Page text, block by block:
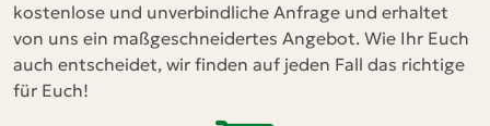
kostenlose und unverbindliche Anfrage und erhaltet
von uns ein maßgeschneidertes Angebot. Wie Ihr Euch
auch entscheidet, wir finden auf jeden Fall das richtige
für Euch!